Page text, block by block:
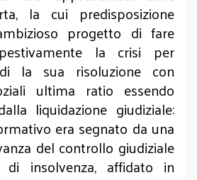
la cui predisposizione
progetto di fare
la crisi per
la sua risoluzione con
ultima ratio essendo
liquidazione giudiziale:
era segnato da una
del controllo giudiziale
di insolvenza, affidato in